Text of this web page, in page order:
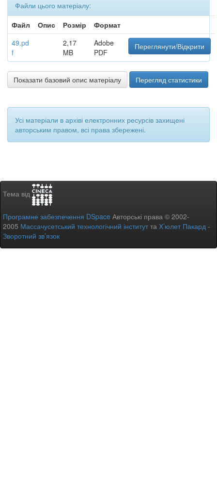
Файли цього матеріалу:
Файл
Опис Розмір
Формат
49.pd
f
2,17
MB
Adobe
PDF
Переглянути/Відкрити
Показати базовий опис матеріалу Перегляд статистики
Усі матеріали в архіві електронних ресурсів захищені
авторським правом, всі права збережені.
Тема від
Програмне забезпечення DSpace Авторські права © 2002-
2005 Массачусетський технологічний інститутта Х’юлет Пакард -
Зворотний зв’язок